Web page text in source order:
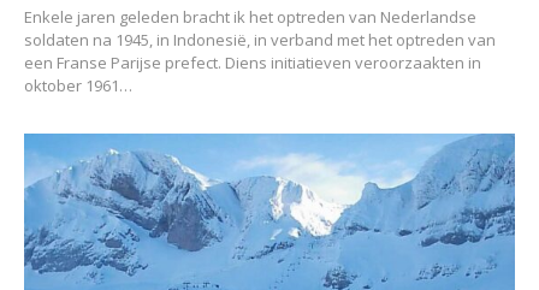
Enkele jaren geleden bracht ik het optreden van Nederlandse
soldaten na 1945, in Indonesië, in verband met het optreden van
een Franse Parijse prefect. Diens initiatieven veroorzaakten in
oktober 1961…